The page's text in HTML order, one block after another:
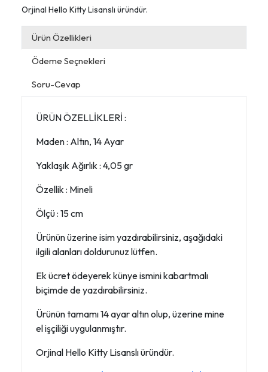
Orjinal Hello Kitty Lisanslı üründür.
Ürün Özellikleri
Ödeme Seçnekleri
Soru-Cevap
ÜRÜN ÖZELLİKLERİ :
Maden : Altın, 14 Ayar
Yaklaşık Ağırlık : 4,05 gr
Özellik : Mineli
Ölçü : 15 cm
Ürünün üzerine isim yazdırabilirsiniz, aşağıdaki
ilgili alanları doldurunuz lütfen.
Ek ücret ödeyerek künye ismini kabartmalı
biçimde de yazdırabilirsiniz.
Ürünün tamamı 14 ayar altın olup, üzerine mine
el işçiliği uygulanmıştır.
Orjinal Hello Kitty Lisanslı üründür.